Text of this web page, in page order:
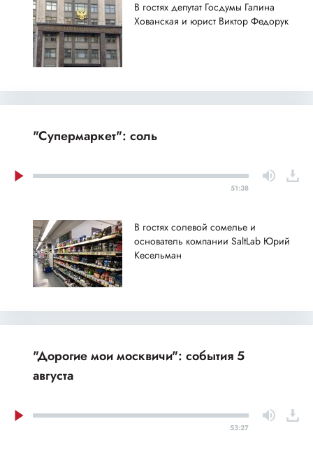
В гостях депутат Госдумы Галина
Хованская и юрист Виктор Федорук
"Супермаркет": соль
51:38
В гостях солевой сомелье и
основатель компании SaltLab Юрий
Кесельман
"Дорогие мои москвичи": события 5
августа
53:27